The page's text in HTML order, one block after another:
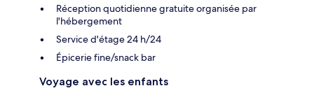
Réception quotidienne gratuite organisée par
l'hébergement
Service d'étage 24 h/24
Épicerie fine/snack bar
Voyage avec les enfants